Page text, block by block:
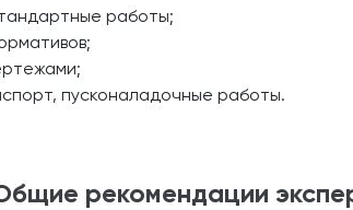
работы;
пусконаладочные работы.
рекомендации